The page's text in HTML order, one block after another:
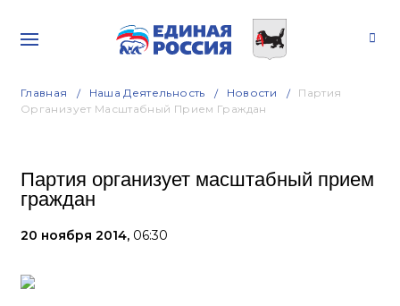
Главная Наша Деятельность Новости
Партия
Организует Масштабный Прием Граждан
Партия организует масштабный прием
граждан
20 ноября 2014, 06:30